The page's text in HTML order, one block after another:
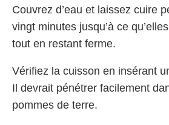
Couvrez d’eau et laissez cuire
vingt minutes jusqu’à ce
tout en restant ferme.
Vérifiez la cuisson en insérant
Il devrait pénétrer facilement
pommes de terre.